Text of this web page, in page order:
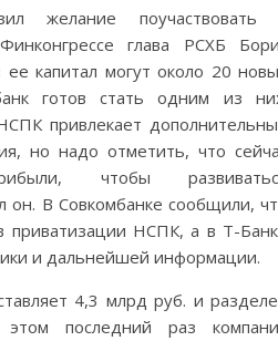
желание поучаствовать
глава РСХБ
капитал могут около 20
готов стать одним из
привлекает
но надо отметить, что
чтобы
он. В Совкомбанке сообщили,
приватизации НСПК, а в Т-
и дальнейшей информации.
4,3 млрд руб. и
последний раз